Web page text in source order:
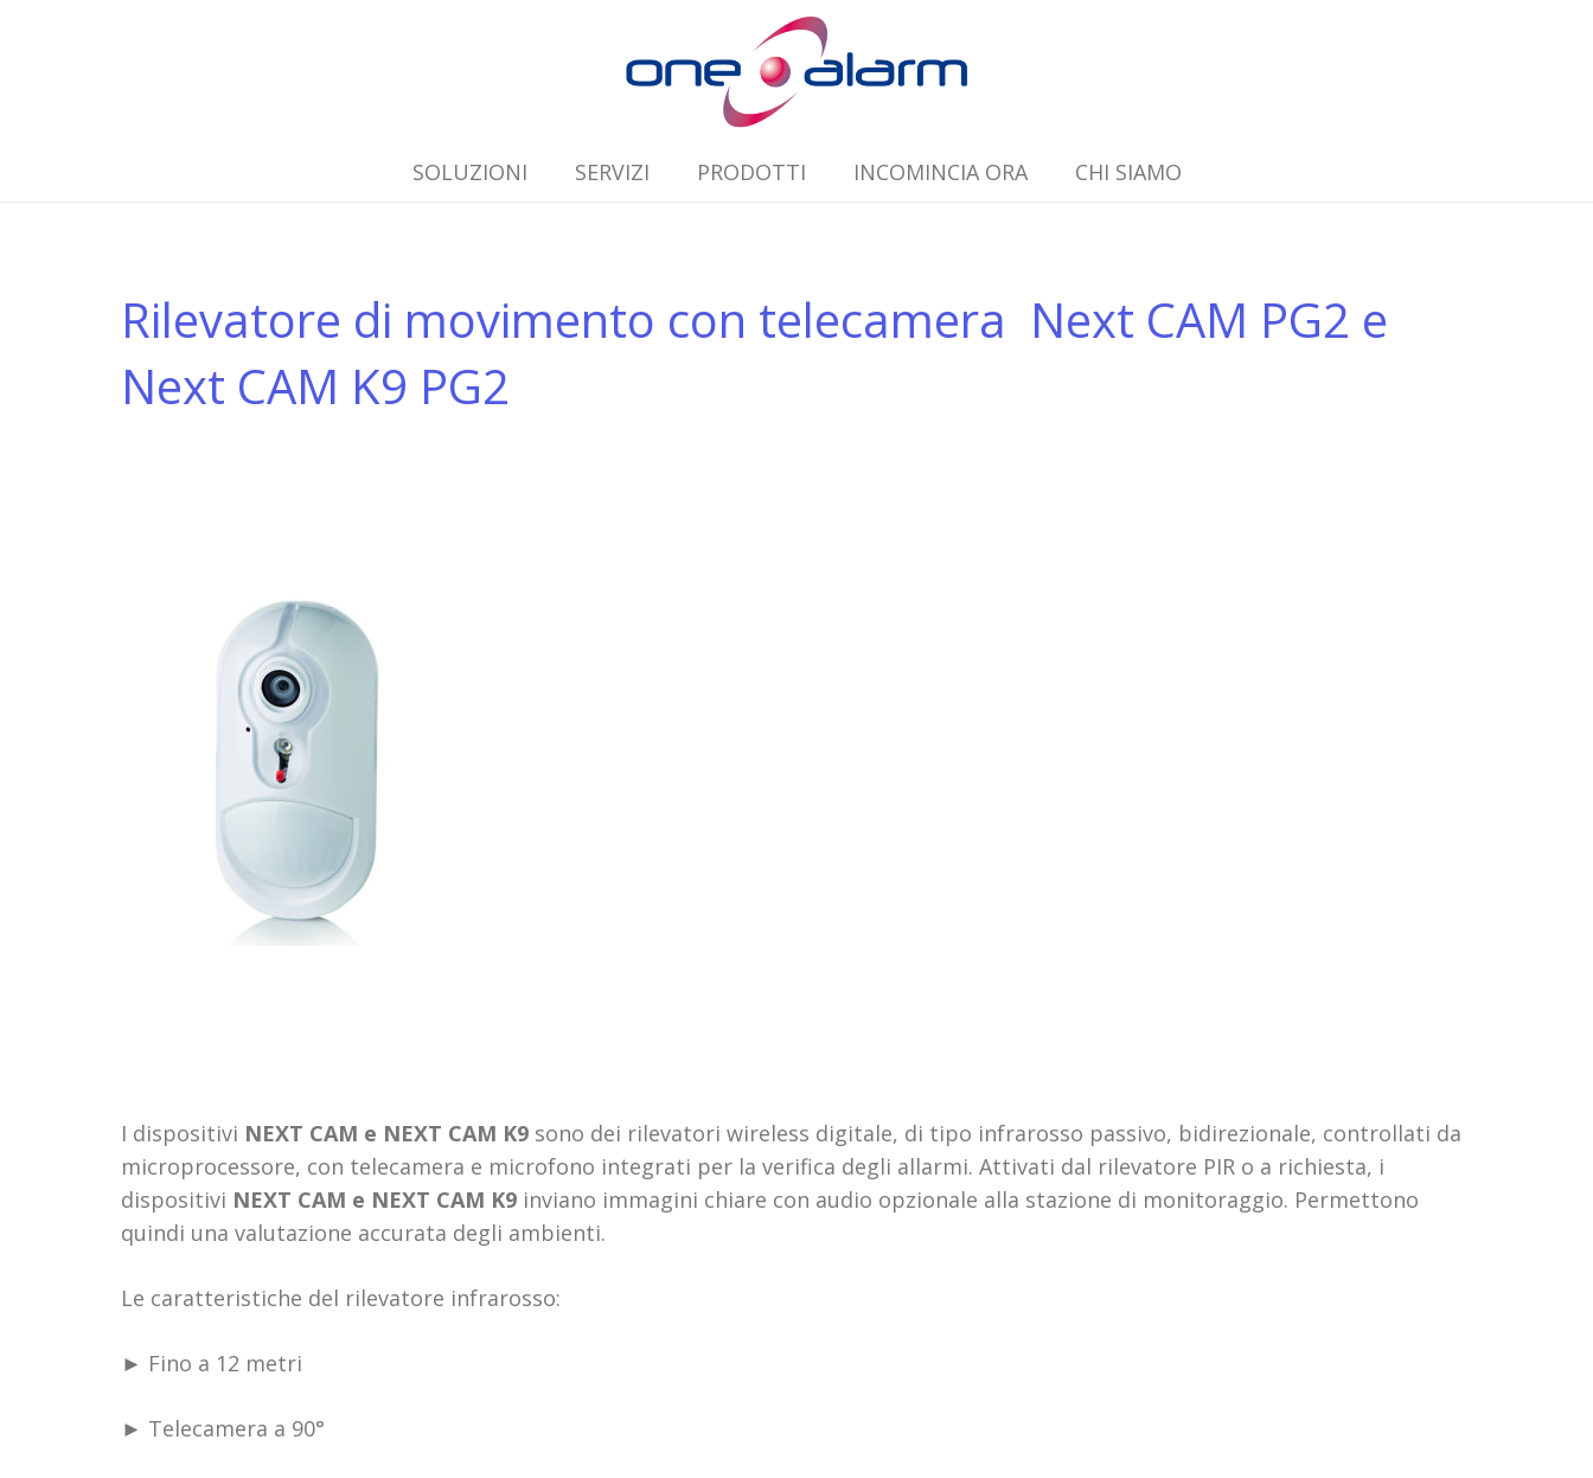
SOLUZIONI SERVIZI PRODOTTI INCOMINCIA ORA CHI SIAMO
Rilevatore di movimento con telecamera Next CAM PG2 e
Next CAM K9 PG2
I dispositivi NEXT CAM e NEXT CAM K9 sono dei rilevatori wireless digitale, di tipo infrarosso passivo, bidirezionale, controllati da
microprocessore, con telecamera e microfono integrati per la verifica degli allarmi. Attivati dal rilevatore PIR o a richiesta, i
dispositivi NEXT CAM e NEXT CAM K9 inviano immagini chiare con audio opzionale alla stazione di monitoraggio. Permettono
quindi una valutazione accurata degli ambienti.
Le caratteristiche del rilevatore infrarosso:
► Fino a 12 metri
► Telecamera a 90°